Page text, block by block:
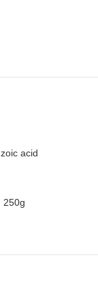
acid
250g